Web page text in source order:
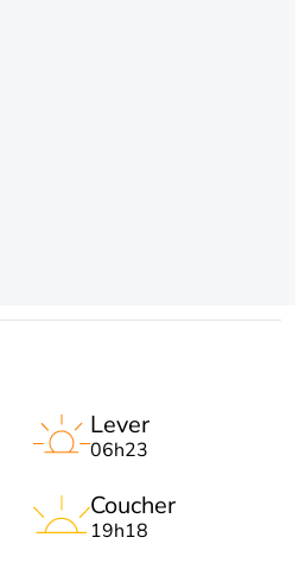
Lever
06h23
Coucher
19h18